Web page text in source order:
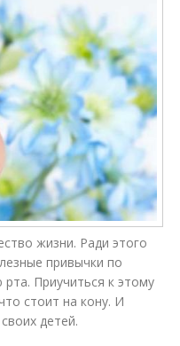
жизни. Ради этого
привычки по
Приучиться к этому
стоит на кону. И
детей.